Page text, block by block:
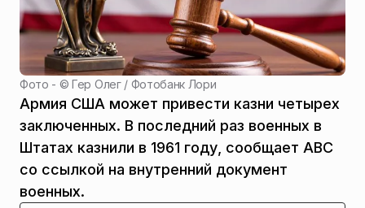
Фото - ©Гер Олег / Фотобанк Лори
Армия США может привести казни четырех
заключенных. В последний раз военных в
Штатах казнили в 1961 году, сообщает ABC
со ссылкой на внутренний документ
военных.